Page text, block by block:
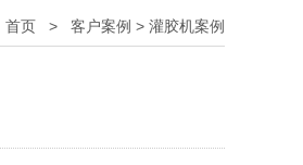
首页 > 客户案例 > 灌胶机案例